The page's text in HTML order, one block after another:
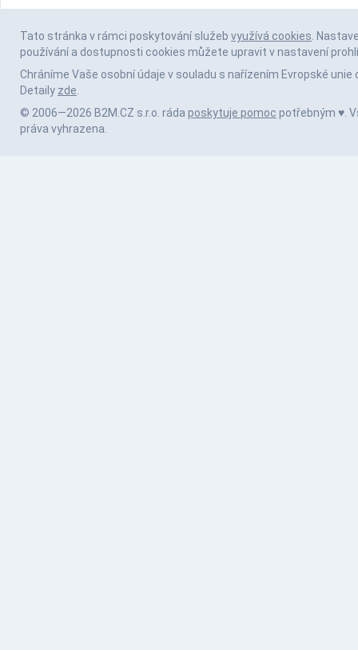
Tato stránka v rámci poskytování služeb využívá cookies.
používání a dostupnosti cookies můžete upravit v nastavení
Chráníme Vaše osobní údaje v souladu s nařízením Evropské unie
Detaily zde.
© 2006—2026 B2M.CZ s.r.o. ráda poskytuje pomoc potřebným ♥️.
práva vyhrazena.